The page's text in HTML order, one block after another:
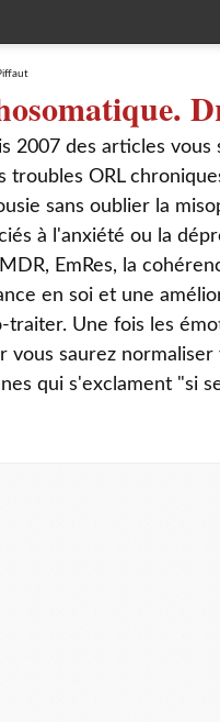
2007 des articles
troubles ORL
sans oublier la
à l'anxiété ou la
EmRes, la
en soi et une
traiter. Une fois les
vous saurez
qui s'exclament "si